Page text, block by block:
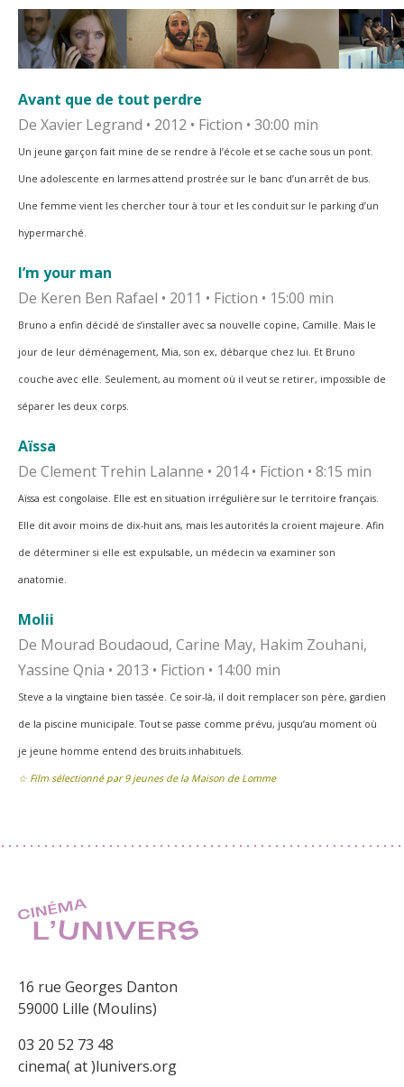
Avant que de tout perdre
De Xavier Legrand • 2012 • Fiction • 30:00 min
Un jeune garçon fait mine de se rendre à l’école et se cache sous un pont.
Une adolescente en larmes attend prostrée sur le banc d’un arrêt de bus.
Une femme vient les chercher tour à tour et les conduit sur le parking d’un
hypermarché.
I’m your man
De Keren Ben Rafael • 2011 • Fiction • 15:00 min
Bruno a enfin décidé de s’installer avec sa nouvelle copine, Camille. Mais le
jour de leur déménagement, Mia, son ex, débarque chez lui. Et Bruno
couche avec elle. Seulement, au moment où il veut se retirer, impossible de
séparer les deux corps.
Aïssa
De Clement Trehin Lalanne • 2014 • Fiction • 8:15 min
Aïssa est congolaise. Elle est en situation irrégulière sur le territoire français.
Elle dit avoir moins de dix-huit ans, mais les autorités la croient majeure. Afin
de déterminer si elle est expulsable, un médecin va examiner son
anatomie.
Molii
De Mourad Boudaoud, Carine May, Hakim Zouhani,
Yassine Qnia • 2013 • Fiction • 14:00 min
Steve a la vingtaine bien tassée. Ce soir-là, il doit remplacer son père, gardien
de la piscine municipale. Tout se passe comme prévu, jusqu’au moment où
je jeune homme entend des bruits inhabituels.
☆ Film sélectionné par 9 jeunes de la Maison de Lomme
16 rue Georges Danton
59000 Lille (Moulins)
03 20 52 73 48
cinema( at )lunivers.org